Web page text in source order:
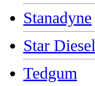
Stanadyne
Star Diesel
Tedgum